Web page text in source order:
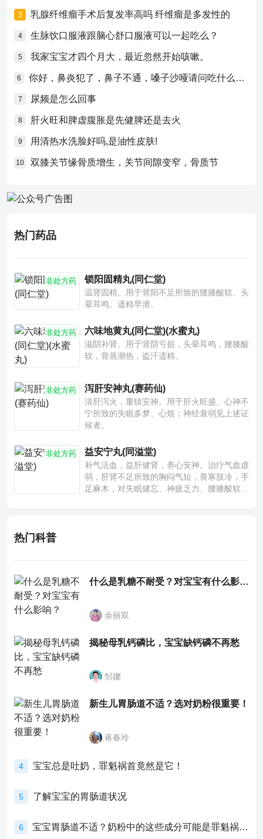
3 乳腺纤维瘤手术后复发率高吗 纤维瘤是多发性的
4 生脉饮口服液跟脑心舒口服液可以一起吃么？
5 我家宝宝才四个月大，最近忽然开始咳嗽。
6 你好，鼻炎犯了，鼻子不通，嗓子沙哑请问吃什么药比较好？
7 尿频是怎么回事
8 肝火旺和脾虚腹胀是先健脾还是去火
9 用清热水洗脸好吗,是油性皮肤!
10 双膝关节缘骨质增生，关节间隙变窄，骨质节
热门药品
非处方药 锁阳固精丸(同仁堂)
温肾固精。用于肾阳不足所致的腰膝酸软、头
晕耳鸣、遗精早泄。
非处方药 六味地黄丸(同仁堂)(水蜜丸)
滋阴补肾。用于肾阴亏损，头晕耳鸣，腰膝酸
软，骨蒸潮热，盗汗遗精。
非处方药 泻肝安神丸(赛药仙)
清肝泻火，重镇安神。用于肝火旺盛、心神不
宁所致的失眠多梦、心烦；神经衰弱见上述证
候者。
非处方药 益安宁丸(同溢堂)
补气活血，益肝健肾，养心安神。治疗气血虚
弱，肝肾不足所致的胸闷气短，畏寒肢冷，手
足麻木，对失眠健忘、神疲乏力、腰膝酸软也
热门科普
什么是乳糖不耐受？对宝宝有什么影响？
余丽双
揭秘母乳钙磷比，宝宝缺钙磷不再愁
邹娜
新生儿胃肠道不适？选对奶粉很重要！
蒋春玲
4 宝宝总是吐奶，罪魁祸首竟然是它！
5 了解宝宝的胃肠道状况
6 宝宝胃肠道不适？奶粉中的这些成分可能是罪魁祸首！